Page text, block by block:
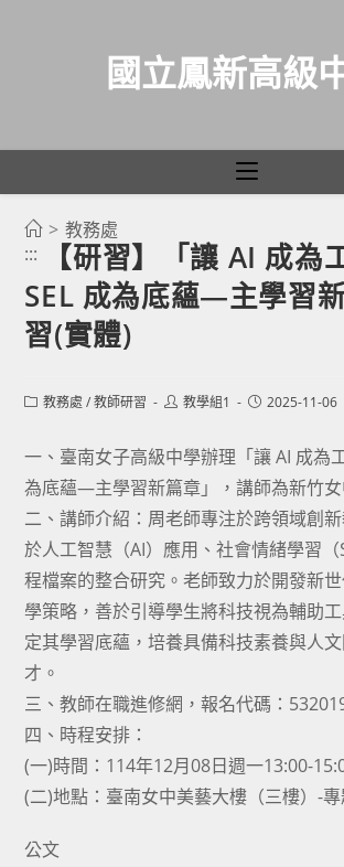
國立鳳新高級
> 教務處
:::
【研習】「讓 AI 成為
SEL 成為底蘊—主學習
習(實體)
Post教務處 / 教師研習
Post教學組1
Post2025-11-06
一、臺南女子高級中學辦理「讓 AI 成為
為底蘊—主學習新篇章」，講師為新竹女
二、講師介紹：周老師專注於跨領域創
於人工智慧（AI）應用、社會情緒學習（
程檔案的整合研究。老師致力於開發新
學策略，善於引導學生將科技視為輔助
定其學習底蘊，培養具備科技素養與人
才。
三、教師在職進修網，報名代碼：
四、時程安排：
(一)時間：114年12月08日週一13:00-
(二)地點：臺南女中美藝大樓（三樓）-
公文